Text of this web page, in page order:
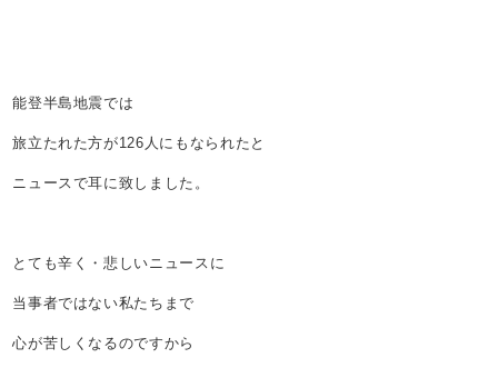
能登半島地震では
旅立たれた方が126人にもなられたと
ニュースで耳に致しました。
とても辛く・悲しいニュースに
当事者ではない私たちまで
心が苦しくなるのですから